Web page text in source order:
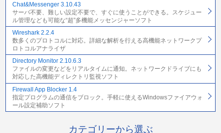
Chat&Messenger 3.10.43
サーバ不要、難しい設定不要で、すぐに使うことができる。スケジュー
ル管理なども可能な“超”多機能メッセンジャーソフト
Wireshark 2.2.4
数多くのプロトコルに対応。詳細な解析を行える高機能ネットワークプ
ロトコルアナライザ
Directory Monitor 2.10.6.3
ファイルの変更などをリアルタイムに通知。ネットワークドライブにも
対応した高機能ディレクトリ監視ソフト
Firewall App Blocker 1.4
指定プログラムの通信をブロック。手軽に使えるWindowsファイアウォ
ール設定補助ソフト
カテゴリーから選ぶ